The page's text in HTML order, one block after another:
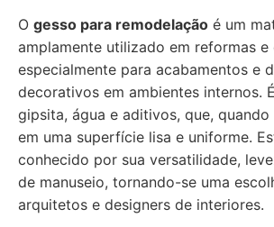
O gesso para remodelação é um
amplamente utilizado em reformas e
especialmente para acabamentos e
decorativos em ambientes internos.
gipsita, água e aditivos, que,
em uma superfície lisa e uniforme.
conhecido por sua versatilidade,
de manuseio, tornando-se uma
arquitetos e designers de interiores.